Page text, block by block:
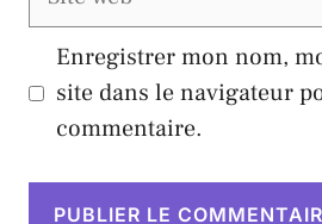
Enregistrer mon nom,
site dans le navigateur
commentaire.